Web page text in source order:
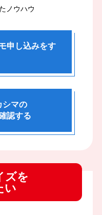
ノウハウ
申し込みをす
シマの
認する
ズを
い